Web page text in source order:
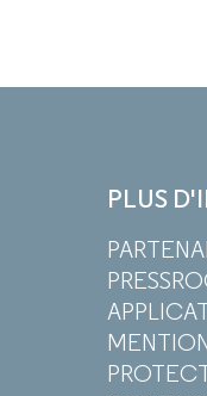
PLUS